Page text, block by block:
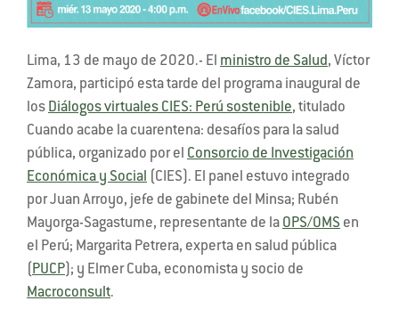
Lima, 13 de mayo de 2020.- El ministro de Salud, Víctor
Zamora, participó esta tarde del programa inaugural de
los Diálogos virtuales CIES: Perú sostenible, titulado
Cuando acabe la cuarentena: desafíos para la salud
pública, organizado por el Consorcio de Investigación
Económica y Social
(CIES). El panel estuvo integrado
por Juan Arroyo, jefe de gabinete del Minsa; Rubén
Mayorga-Sagastume, representante de la OPS/OMS en
el Perú; Margarita Petrera, experta en salud pública
PUCP ); y Elmer Cuba, economista y socio de
Macroconsult.